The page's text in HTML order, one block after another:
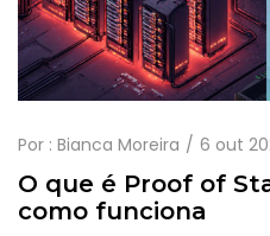
Por : Bianca Moreira 6 out
O que é Proof of
como funciona